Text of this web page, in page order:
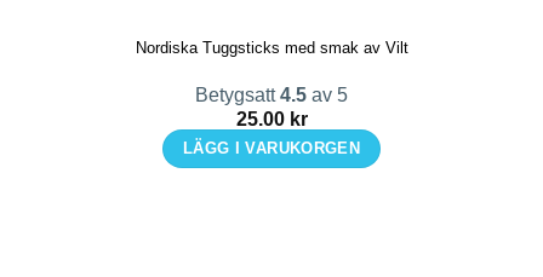
Nordiska Tuggsticks med smak av Vilt
Betygsatt4.5 av 5
25.00 kr
LÄGG I VARUKORGEN